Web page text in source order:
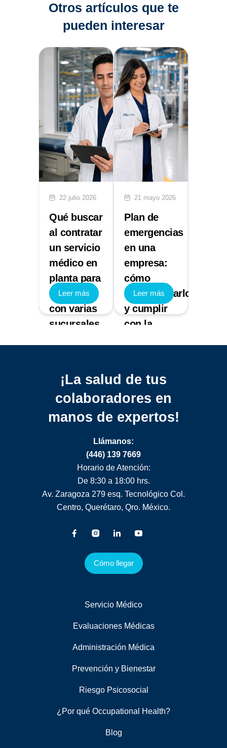
Otros artículos que te
pueden interesar
22 julio 2026
Qué buscar
al contratar
un servicio
médico en
planta para
empresas
con varias
sucursales
Leer más
21 mayo 2026
Plan de
emergencias
en una
empresa:
cómo
implementarlo
y cumplir
con la
Leer más
¡La salud de tus
colaboradores en
manos de expertos!
Llámanos:
(446) 139 7669
Horario de Atención:
De 8:30 a 18:00 hrs.
Av. Zaragoza 279 esq. Tecnológico Col.
Centro, Querétaro, Qro. México.
Cómo llegar
Servicio Médico
Evaluaciones Médicas
Administración Médica
Prevención y Bienestar
Riesgo Psicosocial
¿Por qué Occupational Health?
Blog